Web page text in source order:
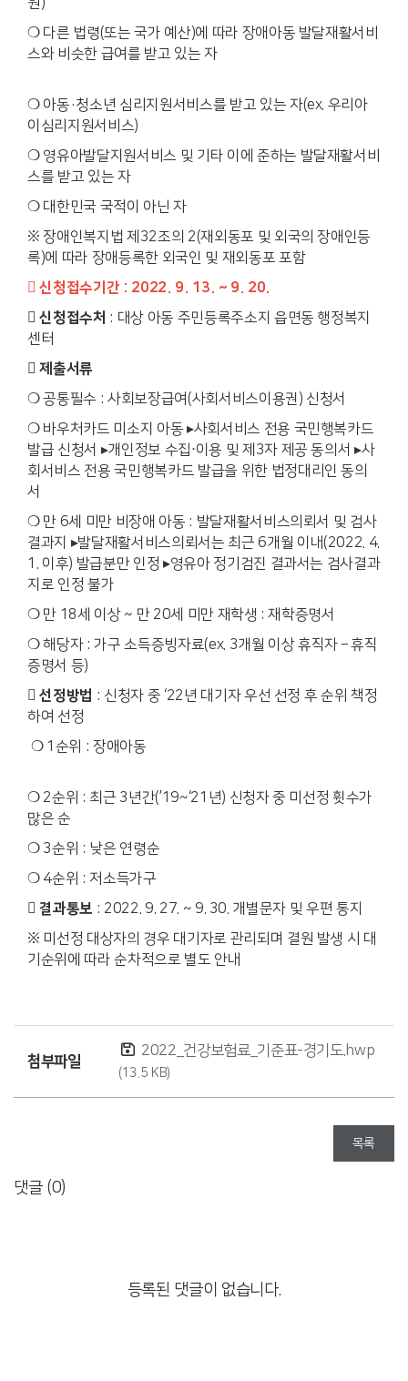
❍ 다른 법령(또는 국가 예산)에 따라 장애아동 발달재활서비
스와 비슷한 급여를 받고 있는 자
❍ 아동·청소년 심리지원서비스를 받고 있는 자(ex. 우리아
이심리지원서비스)
❍ 영유아발달지원서비스 및 기타 이에 준하는 발달재활서비
스를 받고 있는 자
❍ 대한민국 국적이 아닌 자
※ 장애인복지법 제32조의 2(재외동포 및 외국의 장애인등
록)에 따라 장애등록한 외국인 및 재외동포 포함
 신청접수기간 : 2022. 9. 13. ~ 9. 20.
 신청접수처 : 대상 아동 주민등록주소지 읍면동 행정복지
센터
 제출서류
❍ 공통필수 : 사회보장급여(사회서비스이용권) 신청서
❍ 바우처카드 미소지 아동 ▸사회서비스 전용 국민행복카드
발급 신청서 ▸개인정보 수집‧이용 및 제3자 제공 동의서 ▸사
회서비스 전용 국민행복카드 발급을 위한 법정대리인 동의
서
❍ 만 6세 미만 비장애 아동 : 발달재활서비스의뢰서 및 검사
결과지 ▸발달재활서비스의뢰서는 최근 6개월 이내(2022. 4.
1. 이후) 발급분만 인정 ▸영유아 정기검진 결과서는 검사결과
지로 인정 불가
❍ 만 18세 이상 ~ 만 20세 미만 재학생 : 재학증명서
❍ 해당자 : 가구 소득증빙자료(ex. 3개월 이상 휴직자 – 휴직
증명서 등)
 선정방법 : 신청자 중 ‘22년 대기자 우선 선정 후 순위 책정
하여 선정
❍ 1순위 : 장애아동
❍ 2순위 : 최근 3년간(’19~‘21년) 신청자 중 미선정 휫수가
많은 순
❍ 3순위 : 낮은 연령순
❍ 4순위 : 저소득가구
 결과통보 : 2022. 9. 27. ~ 9. 30. 개별문자 및 우편 통지
※ 미선정 대상자의 경우 대기자로 관리되며 결원 발생 시 대
기순위에 따라 순차적으로 별도 안내
첨부파일
2022_건강보험료_기준표-경기도.hwp
(13.5 KB)
목록
댓글 (0)
등록된 댓글이 없습니다.